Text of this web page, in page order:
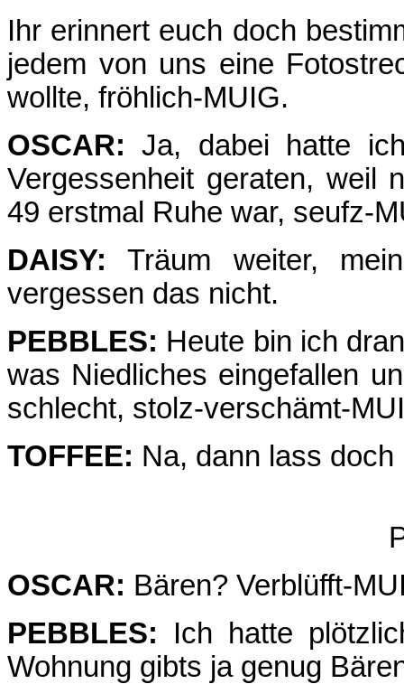
Ihr erinnert euch doch
jedem von uns eine
wollte, fröhlich-MUIG.
OSCAR: Ja, dabei hatte
Vergessenheit geraten, weil
49 erstmal Ruhe war, seufz-
DAISY: Träum weiter,
vergessen das nicht.
PEBBLES: Heute bin ich
was Niedliches eingefallen
schlecht, stolz-verschämt-
TOFFEE: Na, dann lass
OSCAR: Bären? Verblüfft-
PEBBLES: Ich hatte
Wohnung gibts ja genug